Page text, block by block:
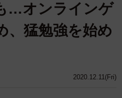
2020.12.11(Fri)
…オンラインゲ
、猛勉強を始め